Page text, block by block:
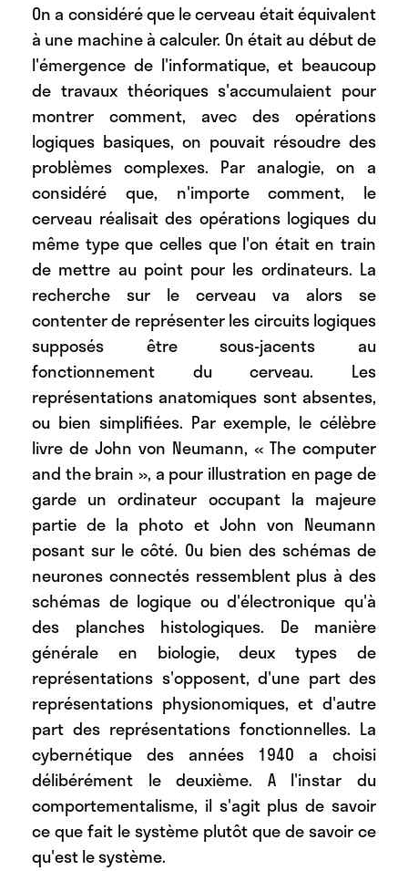
On a considéré que le cerveau était équivalent
à une machine à calculer. On était au début de
l'émergence de l'informatique, et beaucoup
de travaux théoriques s'accumulaient pour
montrer comment, avec des opérations
logiques basiques, on pouvait résoudre des
problèmes complexes. Par analogie, on a
considéré que, n'importe comment, le
cerveau réalisait des opérations logiques du
même type que celles que l'on était en train
de mettre au point pour les ordinateurs. La
recherche sur le cerveau va alors se
contenter de représenter les circuits logiques
supposés être sous-jacents au
fonctionnement du cerveau. Les
représentations anatomiques sont absentes,
ou bien simplifiées. Par exemple, le célèbre
livre de John von Neumann, « The computer
and the brain », a pour illustration en page de
garde un ordinateur occupant la majeure
partie de la photo et John von Neumann
posant sur le côté. Ou bien des schémas de
neurones connectés ressemblent plus à des
schémas de logique ou d'électronique qu'à
des planches histologiques. De manière
générale en biologie, deux types de
représentations s'opposent, d'une part des
représentations physionomiques, et d'autre
part des représentations fonctionnelles. La
cybernétique des années 1940 a choisi
délibérément le deuxième. A l'instar du
comportementalisme, il s'agit plus de savoir
ce que fait le système plutôt que de savoir ce
qu'est le système.